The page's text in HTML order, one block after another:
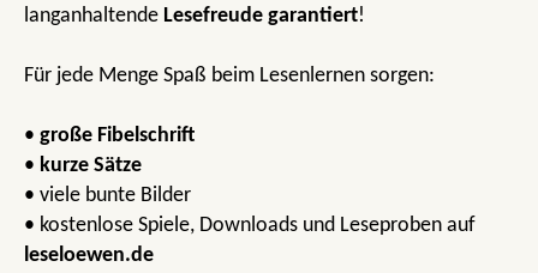
langanhaltende Lesefreude garantiert!
Für jede Menge Spaß beim Lesenlernen sorgen:
• große Fibelschrift
• kurze Sätze
• viele bunte Bilder
• kostenlose Spiele, Downloads und Leseproben auf
leseloewen.de